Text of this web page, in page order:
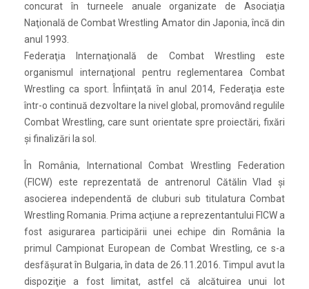
concurat în turneele anuale organizate de Asociaţia
Naţională de Combat Wrestling Amator din Japonia, încă din
anul 1993.
Federaţia Internaţională de Combat Wrestling este
organismul internaţional pentru reglementarea Combat
Wrestling ca sport. Înfiinţată în anul 2014, Federaţia este
într-o continuă dezvoltare la nivel global, promovând regulile
Combat Wrestling, care sunt orientate spre proiectări, fixări
şi finalizări la sol.
În România, International Combat Wrestling Federation
(FICW) este reprezentată de antrenorul Cătălin Vlad şi
asocierea independentă de cluburi sub titulatura Combat
Wrestling Romania. Prima acţiune a reprezentantului FICW a
fost asigurarea participării unei echipe din România la
primul Campionat European de Combat Wrestling, ce s-a
desfăşurat în Bulgaria, în data de 26.11.2016. Timpul avut la
dispoziţie a fost limitat, astfel că alcătuirea unui lot